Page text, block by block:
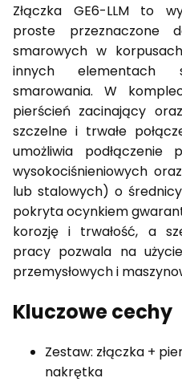
Złączka GE6-LLM to
proste przeznaczone
smarowych w
innych elementach
smarowania. W
pierścień zacinający
szczelne i trwałe
umożliwia podłączenie
wysokociśnieniowych
lub stalowych) o
pokryta ocynkiem
korozję i trwałość, a
pracy pozwala na
przemysłowych i
Kluczowe cechy
Zestaw: złączka +
nakrętka